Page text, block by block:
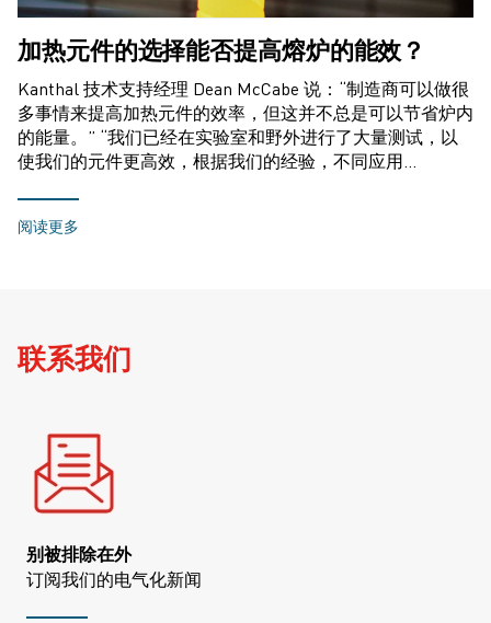
加热元件的选择能否提高熔炉的能效？
Kanthal 技术支持经理 Dean McCabe 说：“制造商可以做很
多事情来提高加热元件的效率，但这并不总是可以节省炉内
的能量。” “我们已经在实验室和野外进行了大量测试，以
使我们的元件更高效，根据我们的经验，不同应用…
阅读更多
联系我们
别被排除在外
订阅我们的电气化新闻